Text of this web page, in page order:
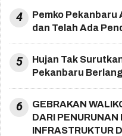
4
Pemko Pekanbaru
dan Telah Ada
5
Hujan Tak
Pekanbaru
6
GEBRAKAN
DARI PENURUNAN
INFRASTRUKTUR